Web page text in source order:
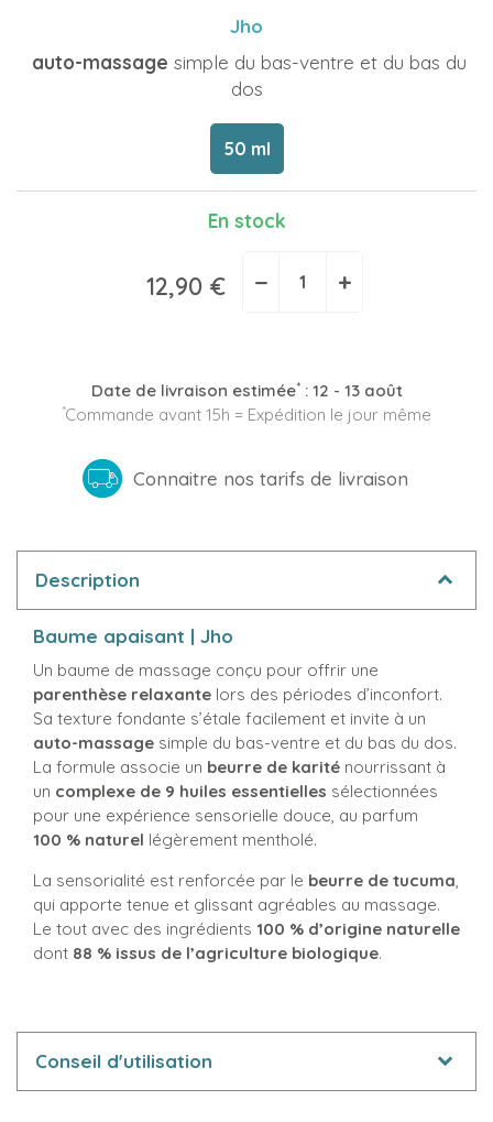
Jho
auto-massage simple du bas-ventre et du bas du
dos
50 ml
En stock
12,90 € − +
Date de livraison estimée*: 12 - 13 août
*Commande avant 15h = Expédition le jour même
Connaitre nos tarifs de livraison
Description
Baume apaisant | Jho
Un baume de massage conçu pour offrir une
parenthèse relaxante lors des périodes d’inconfort.
Sa texture fondante s’étale facilement et invite à un
auto-massage simple du bas-ventre et du bas du dos.
La formule associe un beurre de karité nourrissant à
un complexe de 9 huiles essentielles sélectionnées
pour une expérience sensorielle douce, au parfum
100 % naturel légèrement mentholé.
La sensorialité est renforcée par le beurre de tucuma,
qui apporte tenue et glissant agréables au massage.
Le tout avec des ingrédients 100 % d’origine naturelle
dont 88 % issus de l’agriculture biologique.
Conseil d'utilisation